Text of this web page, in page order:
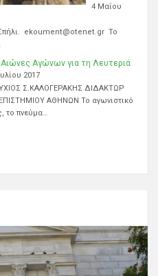
4 Μαΐου
ekoument@otenet.gr Το
Αγώνων για τη Λευτεριά
2017
Σ.ΚΑΛΟΓΕΡΑΚΗΣ ΔΙΔΑΚΤΩΡ
ΑΘΗΝΩΝ Το αγωνιστικό
το πνεύμα…